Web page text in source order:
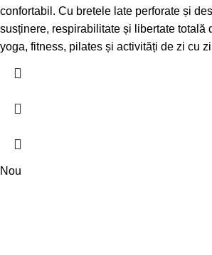
confortabil. Cu bretele late perforate și
susținere, respirabilitate și libertate totală
yoga, fitness, pilates și activități de zi cu
Nou